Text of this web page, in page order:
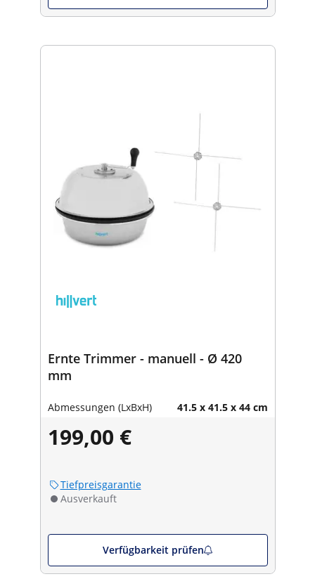
Ernte Trimmer - manuell - Ø 420
mm
Abmessungen (LxBxH) 41.5 x 41.5 x 44 cm
199,00 €
Tiefpreisgarantie
Ausverkauft
Verfügbarkeit prüfen